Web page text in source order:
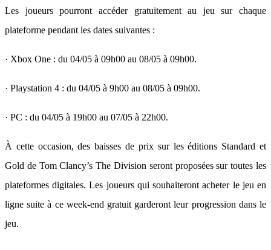
Les joueurs pourront accéder gratuitement au jeu sur chaque
plateforme pendant les dates suivantes :
· Xbox One : du 04/05 à 09h00 au 08/05 à 09h00.
· Playstation 4 : du 04/05 à 9h00 au 08/05 à 09h00.
· PC : du 04/05 à 19h00 au 07/05 à 22h00.
À cette occasion, des baisses de prix sur les éditions Standard et
Gold de Tom Clancy’s The Division seront proposées sur toutes les
plateformes digitales. Les joueurs qui souhaiteront acheter le jeu en
ligne suite à ce week-end gratuit garderont leur progression dans le
jeu.